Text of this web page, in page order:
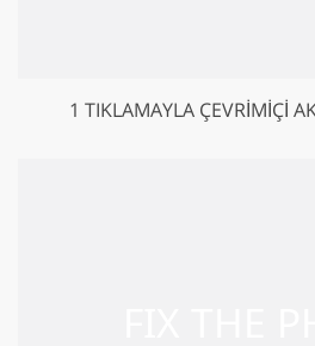
1 TIKLAMAYLA ÇEVRIMIÇI